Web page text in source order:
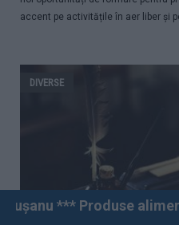
alimentare și
accent pe activitățile în aer liber și
DIVERSE